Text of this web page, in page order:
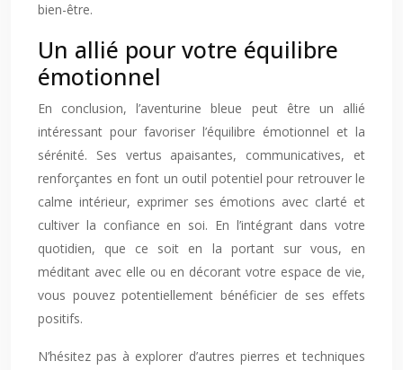
bien-être.
Un allié pour votre équilibre
émotionnel
En conclusion, l’aventurine bleue peut être un allié
intéressant pour favoriser l’équilibre émotionnel et la
sérénité. Ses vertus apaisantes, communicatives, et
renforçantes en font un outil potentiel pour retrouver le
calme intérieur, exprimer ses émotions avec clarté et
cultiver la confiance en soi. En l’intégrant dans votre
quotidien, que ce soit en la portant sur vous, en
méditant avec elle ou en décorant votre espace de vie,
vous pouvez potentiellement bénéficier de ses effets
positifs.
N’hésitez pas à explorer d’autres pierres et techniques